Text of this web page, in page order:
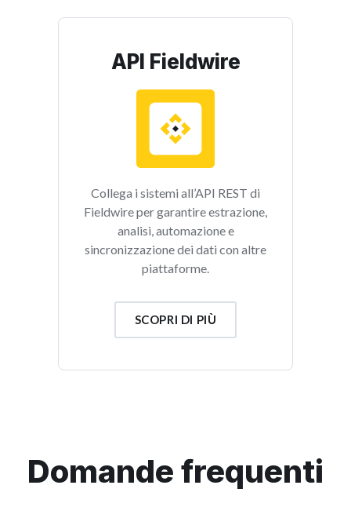
API Fieldwire
Collega i sistemi all’API REST di
Fieldwire per garantire estrazione,
analisi, automazione e
sincronizzazione dei dati con altre
piattaforme.
SCOPRI DI PIÙ
Domande frequenti